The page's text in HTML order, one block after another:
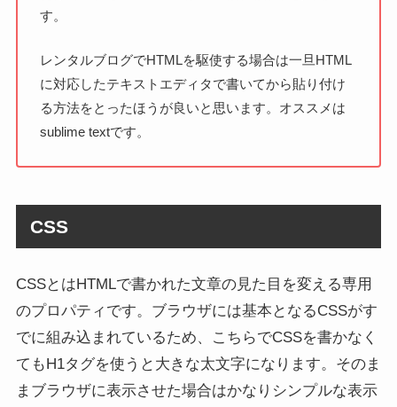
す。
レンタルブログでHTMLを駆使する場合は一旦HTML
に対応したテキストエディタで書いてから貼り付け
る方法をとったほうが良いと思います。オススメは
sublime textです。
CSS
CSSとはHTMLで書かれた文章の見た目を変える専用
のプロパティです。ブラウザには基本となるCSSがす
でに組み込まれているため、こちらでCSSを書かなく
てもH1タグを使うと大きな太文字になります。そのま
まブラウザに表示させた場合はかなりシンプルな表示